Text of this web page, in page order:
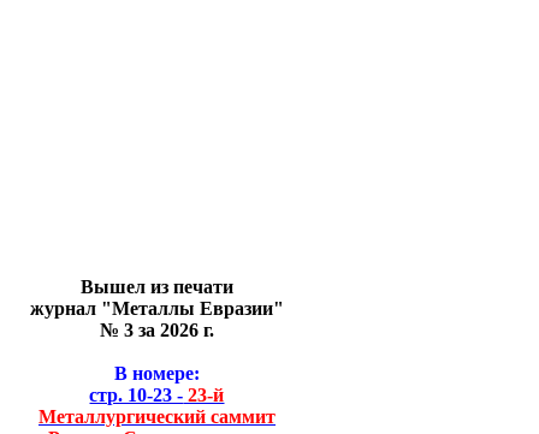
Вышел из печати
журнал "Металлы Евразии"
№ 3 за 2026 г.
В номере:
стр. 10-23 - 23-й
Металлургический саммит